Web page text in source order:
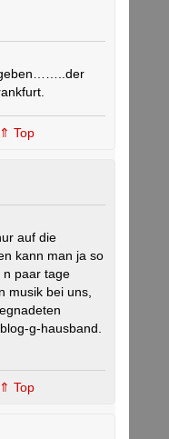
geben……..der
⇑ Top
auf die
kann man ja so
n paar tage
musik bei uns,
g-hausband.
⇑ Top